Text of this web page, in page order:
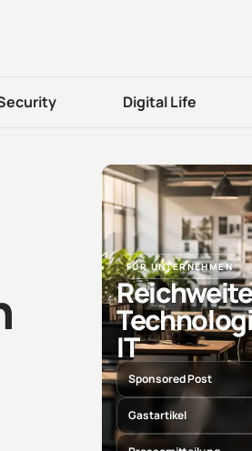
Digital Life
FÜR UNTERNEHMEN
IT
Sponsored Post
Gastartikel